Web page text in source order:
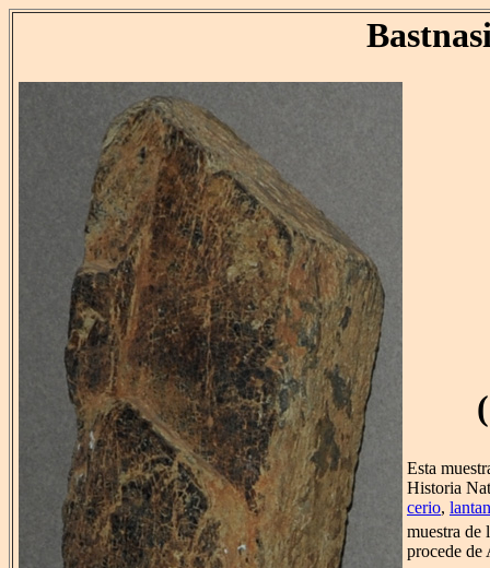
Esta
Historia
cerio,
muestra de
procede de